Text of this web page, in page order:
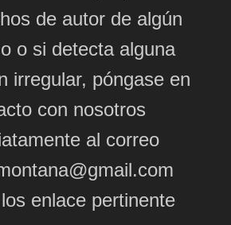
de autor de algún
o si detecta alguna
irregular, póngase en
con nosotros
al correo
enlace pertinente